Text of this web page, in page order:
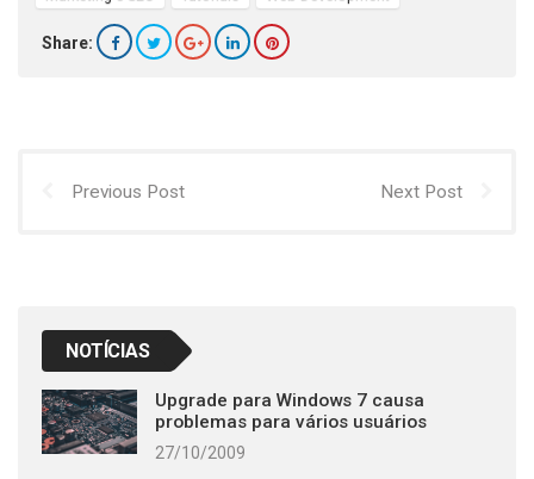
Share:
Previous Post Next Post
NOTÍCIAS
Upgrade para Windows 7 causa
problemas para vários usuários
27/10/2009